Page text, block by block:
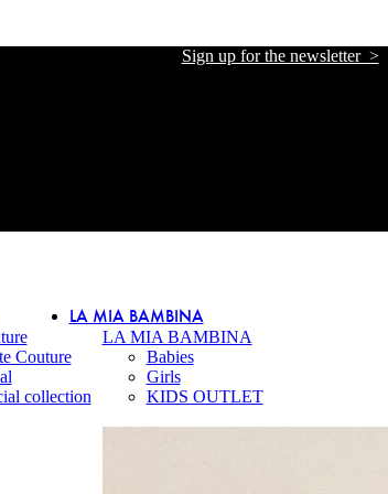
Sign up for the newsletter >
Couture
collection
LA MIA BAMBINA
LA MIA BAMBINA
Babies
Girls
KIDS OUTLET